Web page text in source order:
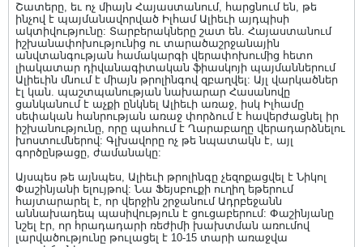
Շատերը, եւ ոչ միայն Հայաստանում, հարցնում են, թե
ինչով է պայմանավորված Իլհամ Ալիեւի այդպիսի
ակտիվությունը: Տարբերակները շատ են. Հայաստանում
իշխանափոխությունից ու տարածաշրջանային
անվտանգության համակարգի վերափոխումից հետո
լիակատար դիվանագիտական ֆիասկոյի պայմաններում
Ալիեւին մնում է միայն թրոլինգով զբաղվել: Այլ վարկածներ
էլ կան. պաշտպանության նախարար Հասանովը
ցանկանում է աչքի ընկնել Ալիեւի առաջ, իսկ Իլհամը
սեփական հանրության առաջ փորձում է հավերժացնել իր
իշխանությունը, որը պահում է Ղարաբաղը վերադարձնելու
խոստումներով: Գլխավորը ոչ թե նպատակն է, այլ
գործընթացը, ժամանակը:
Այսպես թե այնպես, Ալիեւի թրոլինգը չեզոքացվել է Նիկոլ
Փաշինյանի ելույթով: Նա Ֆեյսբուքի ուղիղ եթերում
հայտարարել է, որ վերջին շրջանում Ադրբեջանն
աննախադեպ պասիվություն է ցուցաբերում: Փաշինյանը
նշել էր, որ հրադադարի ռեժիմի խախտման առումով
լարվածությունը թուլացել է 10-15 տարի առաջվա